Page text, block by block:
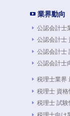
業界動向
公認会計士
公認会計士
公認会計士
公認会計士
税理士業界
税理士 資格
税理士 試験